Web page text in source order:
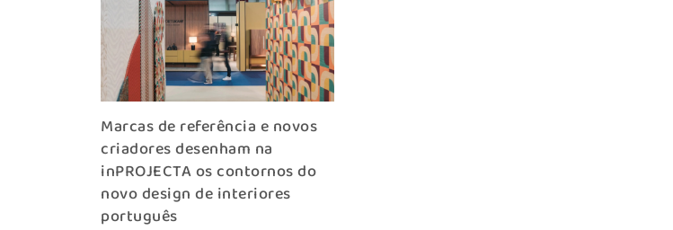
Marcas de referência e novos
criadores desenham na
inPROJECTA os contornos do
novo design de interiores
português